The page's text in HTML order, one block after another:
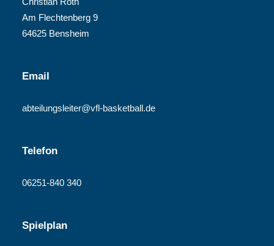
Am Flechtenberg 9
64625 Bensheim
Email
abteilungsleiter@vfl-basketball.de
Telefon
06251-840 340
Spielplan